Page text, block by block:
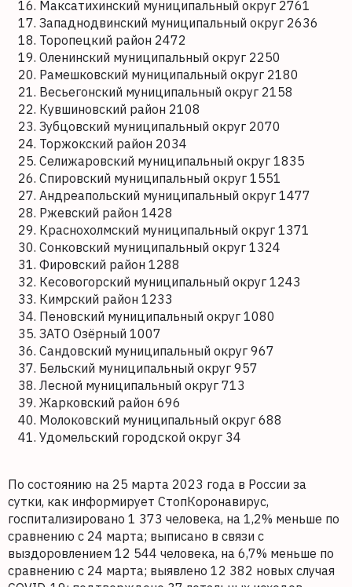
Максатихинский муниципальный округ 2761
Западнодвинский муниципальный округ 2636
Торопецкий район 2472
Оленинский муниципальный округ 2250
Рамешковский муниципальный округ 2180
Весьегонский муниципальный округ 2158
Кувшиновский район 2108
Зубцовский муниципальный округ 2070
Торжокский район 2034
Селижаровский муниципальный округ 1835
Спировский муниципальный округ 1551
Андреапольский муниципальный округ 1477
Ржевский район 1428
Краснохолмский муниципальный округ 1371
Сонковский муниципальный округ 1324
Фировский район 1288
Кесовогорский муниципальный округ 1243
Кимрский район 1233
Пеновский муниципальный округ 1080
ЗАТО Озёрный 1007
Сандовский муниципальный округ 967
Бельский муниципальный округ 957
Лесной муниципальный округ 713
Жарковский район 696
Молоковский муниципальный округ 688
Удомельский городской округ 34
По состоянию на 25 марта 2023 года в России за
сутки, как информирует СтопКоронавирус,
госпитализировано 1 373 человека, на 1,2% меньше по
сравнению с 24 марта; выписано в связи с
выздоровлением 12 544 человека, на 6,7% меньше по
сравнению с 24 марта; выявлено 12 382 новых случая